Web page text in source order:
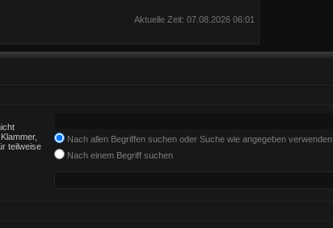
Aktuelle Zeit: 07.08.2026 06:01
teilweise
Nach allen Begriffen suchen oder Suche wie angegeben verwenden
Nach einem Begriff suchen